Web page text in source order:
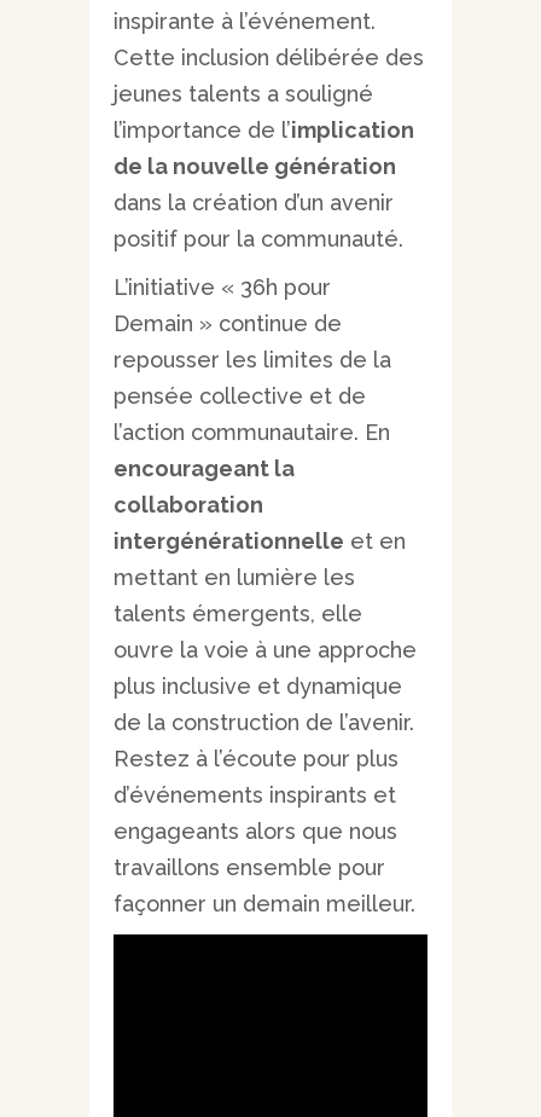
inspirante à l’événement.
Cette inclusion délibérée des
jeunes talents a souligné
l’importance de l’implication
de la nouvelle génération
dans la création d’un avenir
positif pour la communauté.
L’initiative « 36h pour
Demain » continue de
repousser les limites de la
pensée collective et de
l’action communautaire. En
encourageant la
collaboration
intergénérationnelle et en
mettant en lumière les
talents émergents, elle
ouvre la voie à une approche
plus inclusive et dynamique
de la construction de l’avenir.
Restez à l’écoute pour plus
d’événements inspirants et
engageants alors que nous
travaillons ensemble pour
façonner un demain meilleur.